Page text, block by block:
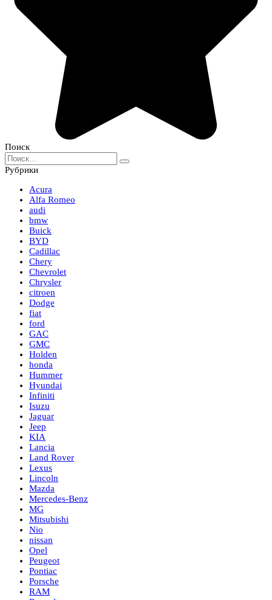
Поиск
Search
for:
Рубрики
Acura
Alfa Romeo
audi
bmw
Buick
BYD
Cadillac
Chery
Chevrolet
Chrysler
citroen
Dodge
fiat
ford
GAC
GMC
Holden
honda
Hummer
Hyundai
Infiniti
Isuzu
Jaguar
Jeep
KIA
Lancia
Land Rover
Lexus
Lincoln
Mazda
Mercedes-Benz
MG
Mitsubishi
Nio
nissan
Opel
Peugeot
Pontiac
Porsche
RAM